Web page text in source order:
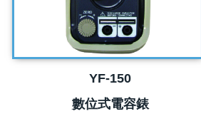
YF-150
數位式電容錶